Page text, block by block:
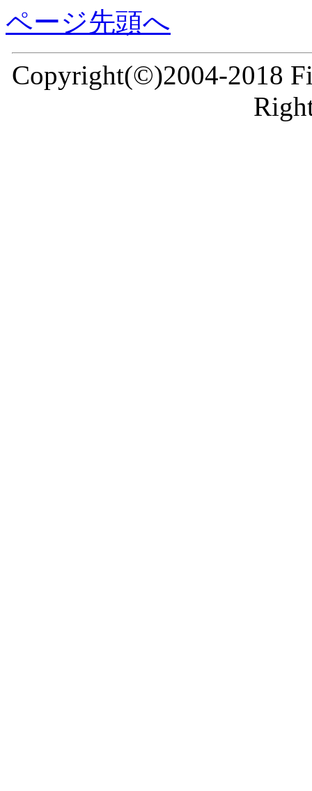
ページ先頭へ
Copyright(©)2004-2018